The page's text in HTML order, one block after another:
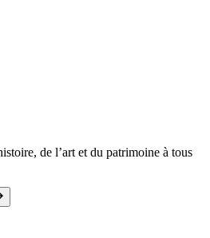
de l’art et du patrimoine à tous